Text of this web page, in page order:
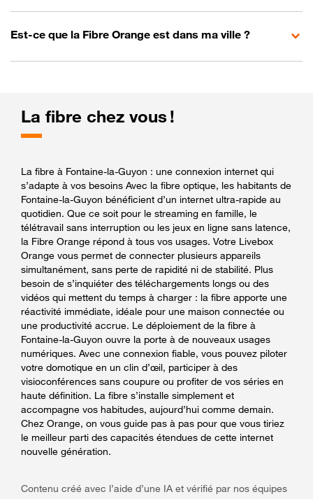
Est-ce que la Fibre Orange est dans ma ville ?
La fibre chez vous !
La fibre à Fontaine-la-Guyon : une connexion internet qui
s’adapte à vos besoins Avec la fibre optique, les habitants de
Fontaine-la-Guyon bénéficient d’un internet ultra-rapide au
quotidien. Que ce soit pour le streaming en famille, le
télétravail sans interruption ou les jeux en ligne sans latence,
la Fibre Orange répond à tous vos usages. Votre Livebox
Orange vous permet de connecter plusieurs appareils
simultanément, sans perte de rapidité ni de stabilité. Plus
besoin de s’inquiéter des téléchargements longs ou des
vidéos qui mettent du temps à charger : la fibre apporte une
réactivité immédiate, idéale pour une maison connectée ou
une productivité accrue. Le déploiement de la fibre à
Fontaine-la-Guyon ouvre la porte à de nouveaux usages
numériques. Avec une connexion fiable, vous pouvez piloter
votre domotique en un clin d’œil, participer à des
visioconférences sans coupure ou profiter de vos séries en
haute définition. La fibre s’installe simplement et
accompagne vos habitudes, aujourd’hui comme demain.
Chez Orange, on vous guide pas à pas pour que vous tiriez
le meilleur parti des capacités étendues de cette internet
nouvelle génération.
Contenu créé avec l’aide d’une IA et vérifié par nos équipes